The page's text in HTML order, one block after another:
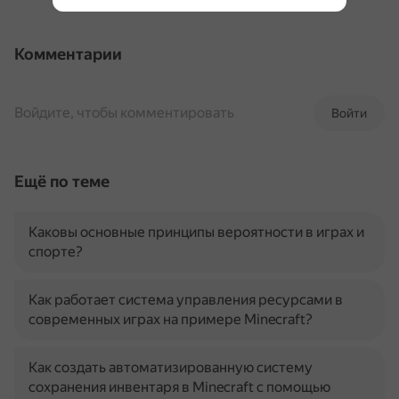
Комментарии
Войти
Войдите, чтобы комментировать
Ещё по теме
Каковы основные принципы вероятности в играх и
спорте?
Как работает система управления ресурсами в
современных играх на примере Minecraft?
Как создать автоматизированную систему
сохранения инвентаря в Minecraft с помощью